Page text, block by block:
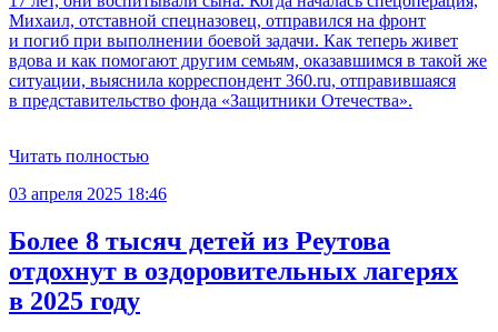
Михаил, отставной спецназовец, отправился на фронт
и погиб при выполнении боевой задачи. Как теперь живет
вдова и как помогают другим семьям, оказавшимся в такой же
ситуации, выяснила корреспондент 360.ru, отправившаяся
в представительство фонда «Защитники Отечества».
Читать полностью
03 апреля 2025 18:46
Более 8 тысяч детей из Реутова
отдохнут в оздоровительных лагерях
в 2025 году